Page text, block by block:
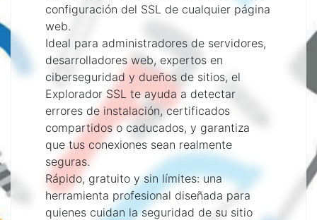
configuración del SSL de cualquier página
web.
Ideal para administradores de servidores,
desarrolladores web, expertos en
ciberseguridad y dueños de sitios, el
Explorador SSL te ayuda a detectar
errores de instalación, certificados
compartidos o caducados, y garantiza
que tus conexiones sean realmente
seguras.
Rápido, gratuito y sin límites: una
herramienta profesional diseñada para
quienes cuidan la seguridad de su sitio